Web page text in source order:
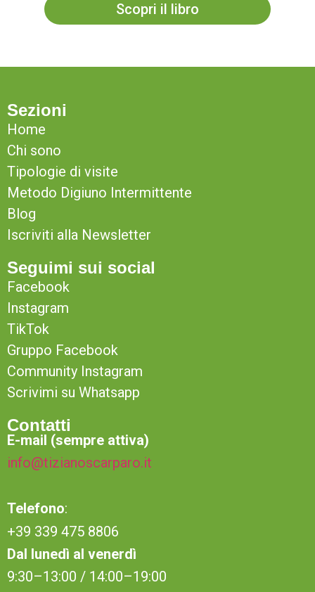
Scopri il libro
Sezioni
Home
Chi sono
Tipologie di visite
Metodo Digiuno Intermittente
Blog
Iscriviti alla Newsletter
Seguimi sui social
Facebook
Instagram
TikTok
Gruppo Facebook
Community Instagram
Scrivimi su Whatsapp
Contatti
E-mail (sempre attiva)
info@tizianoscarparo.it
Telefono:
+39 339 475 8806
Dal lunedì al venerdì
9:30–13:00 / 14:00–19:00